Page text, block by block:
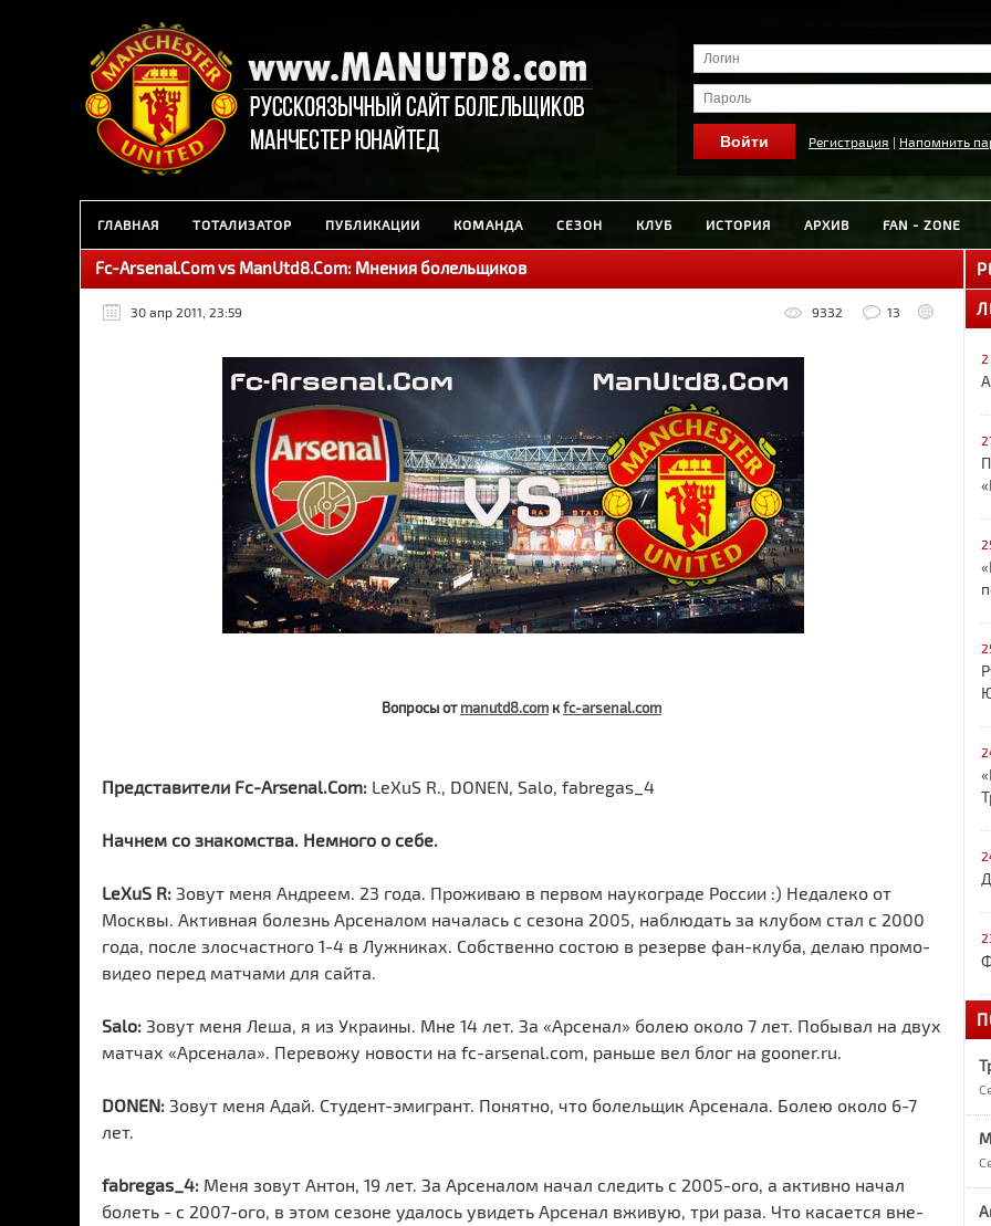
Регистрация | Напомнить
ГЛАВНАЯ ТОТАЛИЗАТОР ПУБЛИКАЦИИ КОМАНДА СЕЗОН КЛУБ ИСТОРИЯ АРХИВ FAN - ZONE
Fc-Arsenal.Com vs ManUtd8.Com: Мнения болельщиков
30 апр 2011, 23:59 9332 13
Вопросы отmanutd8.comкfc-arsenal.com
Представители Fc-Arsenal.Com:LeXuS R., DONEN, Salo, fabregas_4
Начнем со знакомства. Немного о себе.
LeXuS R:Зовут меня Андреем. 23 года. Проживаю в первом наукограде России :) Недалеко от
Москвы. Активная болезнь Арсеналом началась с сезона 2005, наблюдать за клубом стал с 2000
года, после злосчастного 1-4 в Лужниках. Собственно состою в резерве фан-клуба, делаю промо-
видео перед матчами для сайта.
Salo:Зовут меня Леша, я из Украины. Мне 14 лет. За «Арсенал» болею около 7 лет. Побывал на двух
матчах «Арсенала». Перевожу новости на fc-arsenal.com, раньше вел блог на gooner.ru.
DONEN:Зовут меня Адай. Студент-эмигрант. Понятно, что болельщик Арсенала. Болею около 6-7
лет.
fabregas_4:Меня зовут Антон, 19 лет. За Арсеналом начал следить с 2005-ого, а активно начал
болеть - с 2007-ого, в этом сезоне удалось увидеть Арсенал вживую, три раза. Что касается вне-
2